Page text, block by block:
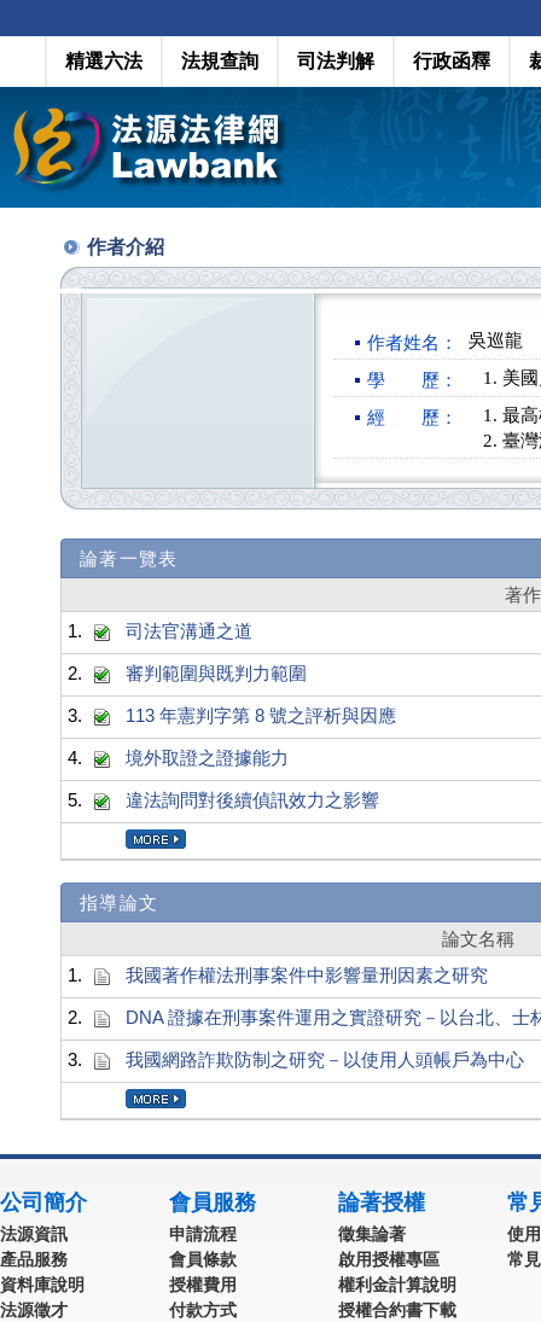
精選六法 法規查詢 司法判解 行政函釋
作者介紹
作者姓名： 吳巡龍
學 歷： 美
經 歷：
最
臺
論著一覽表
著
1.
司法官溝通之道
2. 審判範圍與既判力範圍
3. 113 年憲判字第 8 號之評析與因應
4. 境外取證之證據能力
5. 違法詢問對後續偵訊效力之影響
指導論文
論文名稱
1.
我國著作權法刑事案件中影響量刑因素之研究
2. DNA 證據在刑事案件運用之實證研究－以台北、士
3. 我國網路詐欺防制之研究－以使用人頭帳戶為中心
公司簡介
法源資訊
產品服務
資料庫說明
法源徵才
會員服務
申請流程
會員條款
授權費用
付款方式
論著授權
徵集論著
啟用授權專區
權利金計算說明
授權合約書下載
常
使
常